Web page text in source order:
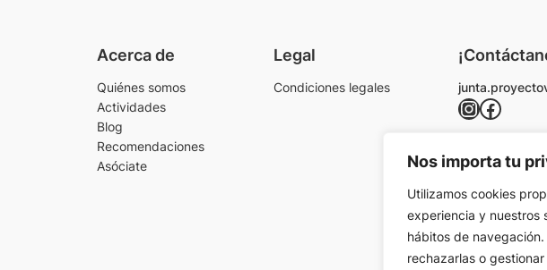
Nos importa tu
Utilizamos cookies
experiencia y nuestros
hábitos de
rechazarlas o
Acerca de
Quiénes somos
Actividades
Blog
Recomendaciones
Asóciate
Legal
Condiciones legales
InstagramFacebook